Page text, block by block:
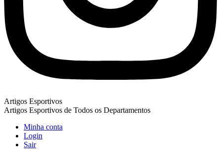
Artigos Esportivos
Artigos Esportivos de Todos os Departamentos
Minha conta
Login
Sair